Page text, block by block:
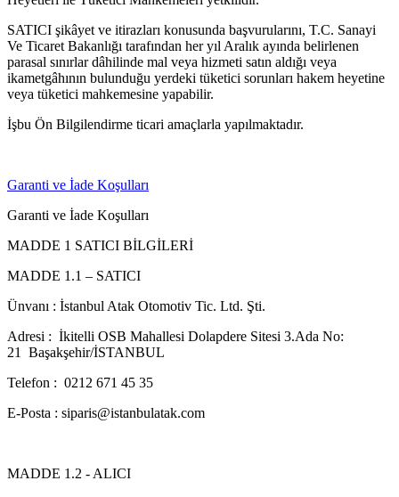
SATICI şikâyet ve itirazları konusunda başvurularını, T.C. Sanayi
Ve Ticaret Bakanlığı tarafından her yıl Aralık ayında belirlenen
parasal sınırlar dâhilinde mal veya hizmeti satın aldığı veya
ikametgâhının bulunduğu yerdeki tüketici sorunları hakem heyetine
veya tüketici mahkemesine yapabilir.
İşbu Ön Bilgilendirme ticari amaçlarla yapılmaktadır.
Garanti ve İade Koşulları
Garanti ve İade Koşulları
MADDE 1 SATICI BİLGİLERİ
MADDE 1.1 – SATICI
Ünvanı : İstanbul Atak Otomotiv Tic. Ltd. Şti.
Adresi : İkitelli OSB Mahallesi Dolapdere Sitesi 3.Ada No:
21 Başakşehir/İSTANBUL
Telefon : 0212 671 45 35
E-Posta : siparis@istanbulatak.com
MADDE 1.2 - ALICI